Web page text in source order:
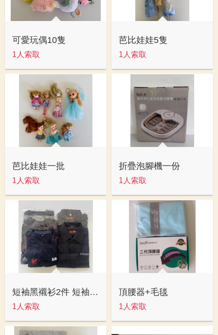
可愛玩偶10隻
1人索取
芭比娃娃5隻
1人索取
芭比娃娃一批
1人索取
折疊泡腳機一份
1人索取
短袖黑襯衫2件 短袖圓領藍色T恤3件
1人索取
頂腰器+毛毯
1人索取